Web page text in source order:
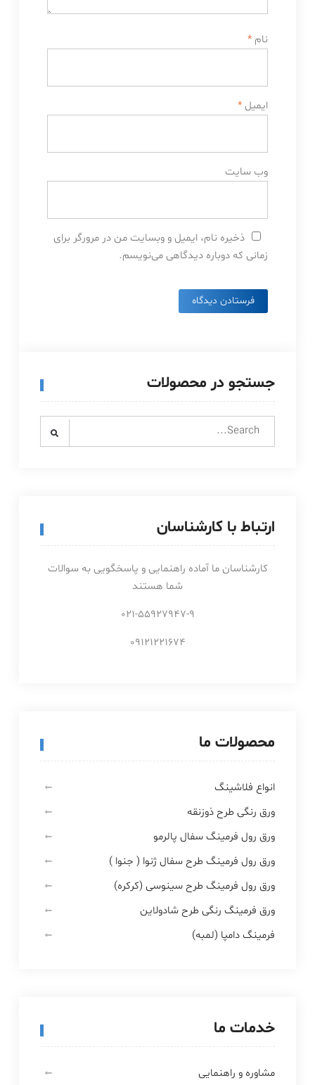
نام *
ایمیل *
وب‌ سایت
ذخیره نام، ایمیل و وبسایت من در مرورگر برای
زمانی که دوباره دیدگاهی می‌نویسم.
جستجو در محصولات
Search
ارتباط با کارشناسان
کارشناسان ما آماده راهنمایی و پاسخگویی به سوالات
شما هستند
021-55927947-9
09121221674
محصولات ما
انواع فلاشینگ
ورق رنگی طرح ذوزنقه
ورق رول فرمینگ سفال پالرمو
ورق رول فرمینگ طرح سفال ژنوا ( جنوا )
ورق رول فرمینگ طرح سینوسی (کرکره)
ورق فرمینگ رنگی طرح شادولاین
فرمینگ دامپا (لمبه)
خدمات ما
مشاوره و راهنمایی